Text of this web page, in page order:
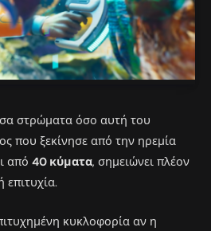
στρώματα όσο αυτή του
που ξεκίνησε από την ηρεμία
από 40 κύματα, σημειώνει πλέον
επιτυχία.
κυκλοφορία αν η